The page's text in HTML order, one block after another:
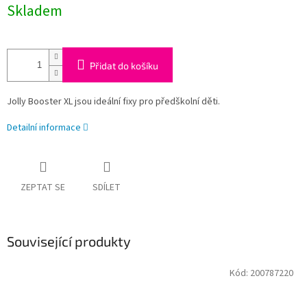
cena:
Skladem
Přidat do košíku
Jolly Booster XL jsou ideální fixy pro předškolní děti.
Detailní informace
ZEPTAT SE SDÍLET
Související produkty
Kód: 200787220